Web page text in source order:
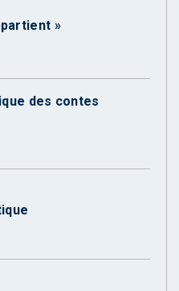
»
des contes